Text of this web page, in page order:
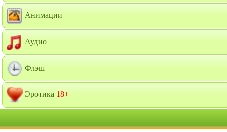
Анимации
Аудио
Флэш
Эротика 18+